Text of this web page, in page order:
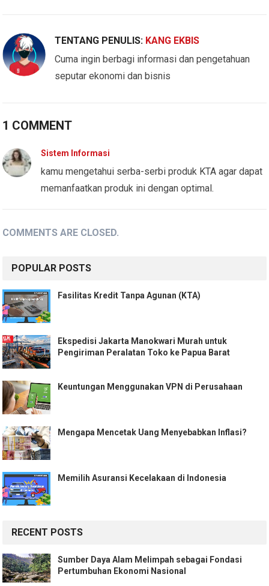
TENTANG PENULIS: KANG EKBIS
Cuma ingin berbagi informasi dan pengetahuan
seputar ekonomi dan bisnis
1 COMMENT
Sistem Informasi
kamu mengetahui serba-serbi produk KTA agar dapat
memanfaatkan produk ini dengan optimal.
COMMENTS ARE CLOSED.
POPULAR POSTS
Fasilitas Kredit Tanpa Agunan (KTA)
Ekspedisi Jakarta Manokwari Murah untuk
Pengiriman Peralatan Toko ke Papua Barat
Keuntungan Menggunakan VPN di Perusahaan
Mengapa Mencetak Uang Menyebabkan Inflasi?
Memilih Asuransi Kecelakaan di Indonesia
RECENT POSTS
Sumber Daya Alam Melimpah sebagai Fondasi
Pertumbuhan Ekonomi Nasional